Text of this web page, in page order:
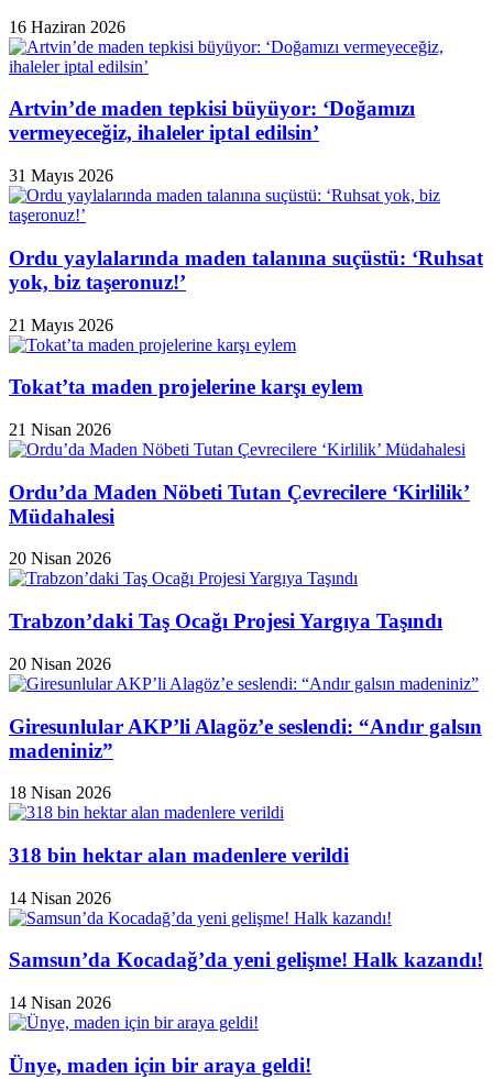
16 Haziran 2026
Artvin’de maden tepkisi büyüyor: ‘Doğamızı
vermeyeceğiz, ihaleler iptal edilsin’
31 Mayıs 2026
Ordu yaylalarında maden talanına suçüstü: ‘Ruhsat
yok, biz taşeronuz!’
21 Mayıs 2026
Tokat’ta maden projelerine karşı eylem
21 Nisan 2026
Ordu’da Maden Nöbeti Tutan Çevrecilere ‘Kirlilik’
Müdahalesi
20 Nisan 2026
Trabzon’daki Taş Ocağı Projesi Yargıya Taşındı
20 Nisan 2026
Giresunlular AKP’li Alagöz’e seslendi: “Andır galsın
madeniniz”
18 Nisan 2026
318 bin hektar alan madenlere verildi
14 Nisan 2026
Samsun’da Kocadağ’da yeni gelişme! Halk kazandı!
14 Nisan 2026
Ünye, maden için bir araya geldi!